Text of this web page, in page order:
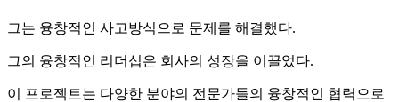
그는 융창적인 사고방식으로 문제를 해결했다.
그의 융창적인 리더십은 회사의 성장을 이끌었다.
이 프로젝트는 다양한 분야의 전문가들의 융창적인 협력으로